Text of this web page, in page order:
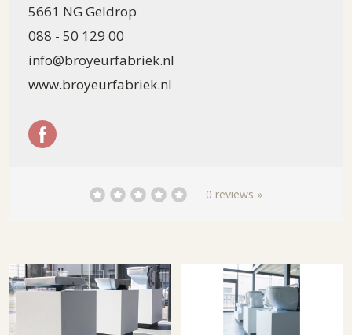
5661 NG Geldrop
088 - 50 129 00
info@broyeurfabriek.nl
www.broyeurfabriek.nl
0 reviews »